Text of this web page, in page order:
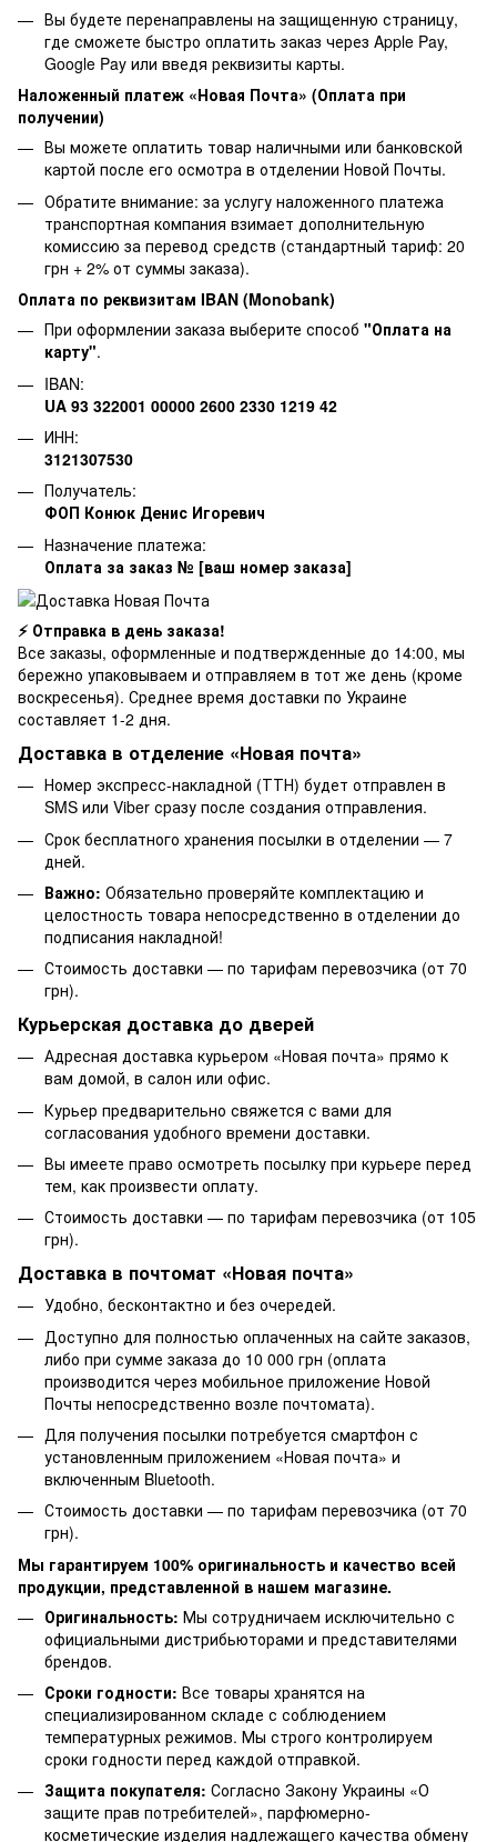
Вы будете перенаправлены на защищенную страницу,
где сможете быстро оплатить заказ через Apple Pay,
Google Pay или введя реквизиты карты.
Наложенный платеж «Новая Почта» (Оплата при
получении)
Вы можете оплатить товар наличными или банковской
картой после его осмотра в отделении Новой Почты.
Обратите внимание: за услугу наложенного платежа
транспортная компания взимает дополнительную
комиссию за перевод средств (стандартный тариф: 20
грн + 2% от суммы заказа).
Оплата по реквизитам IBAN (Monobank)
При оформлении заказа выберите способ "Оплата на
карту".
IBAN:
UA 93 322001 00000 2600 2330 1219 42
ИНН:
3121307530
Получатель:
ФОП Конюк Денис Игоревич
Назначение платежа:
Оплата за заказ № [ваш номер заказа]
⚡ Отправка в день заказа!
Все заказы, оформленные и подтвержденные до 14:00, мы
бережно упаковываем и отправляем в тот же день (кроме
воскресенья). Среднее время доставки по Украине
составляет 1-2 дня.
Доставка в отделение «Новая почта»
Номер экспресс-накладной (ТТН) будет отправлен в
SMS или Viber сразу после создания отправления.
Срок бесплатного хранения посылки в отделении — 7
дней.
Важно: Обязательно проверяйте комплектацию и
целостность товара непосредственно в отделении до
подписания накладной!
Стоимость доставки — по тарифам перевозчика (от 70
грн).
Курьерская доставка до дверей
Адресная доставка курьером «Новая почта» прямо к
вам домой, в салон или офис.
Курьер предварительно свяжется с вами для
согласования удобного времени доставки.
Вы имеете право осмотреть посылку при курьере перед
тем, как произвести оплату.
Стоимость доставки — по тарифам перевозчика (от 105
грн).
Доставка в почтомат «Новая почта»
Удобно, бесконтактно и без очередей.
Доступно для полностью оплаченных на сайте заказов,
либо при сумме заказа до 10 000 грн (оплата
производится через мобильное приложение Новой
Почты непосредственно возле почтомата).
Для получения посылки потребуется смартфон с
установленным приложением «Новая почта» и
включенным Bluetooth.
Стоимость доставки — по тарифам перевозчика (от 70
грн).
Мы гарантируем 100% оригинальность и качество всей
продукции, представленной в нашем магазине.
Оригинальность: Мы сотрудничаем исключительно с
официальными дистрибьюторами и представителями
брендов.
Сроки годности: Все товары хранятся на
специализированном складе с соблюдением
температурных режимов. Мы строго контролируем
сроки годности перед каждой отправкой.
Защита покупателя: Согласно Закону Украины «О
защите прав потребителей», парфюмерно-
косметические изделия надлежащего качества обмену